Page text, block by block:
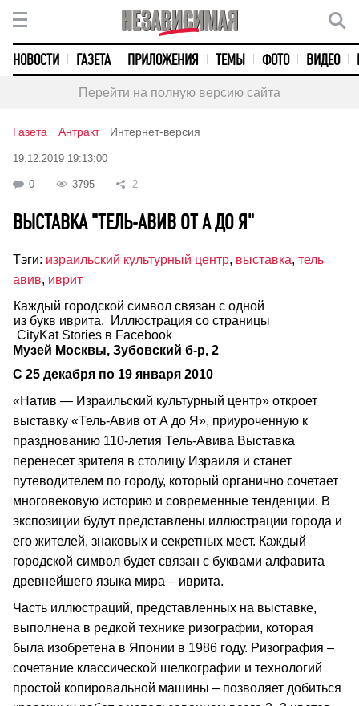
НОВОСТИ ГАЗЕТА ПРИЛОЖЕНИЯ ТЕМЫ ФОТО ВИДЕО
Перейти на полную версию сайта
Газета Антракт Интернет-версия
19.12.2019 19:13:00
0 3795 2
ВЫСТАВКА "ТЕЛЬ-АВИВ ОТ А ДО Я"
Тэги: израильский культурный центр, выставка, тель
авив, иврит
Каждый городской символ связан с одной
из букв иврита. Иллюстрация со страницы
CityKat Stories в Facebook
Музей Москвы, Зубовский б-р, 2
С 25 декабря по 19 января 2010
«Натив — Израильский культурный центр» откроет
выставку «Тель-Авив от А до Я», приуроченную к
празднованию 110-летия Тель-Авива Выставка
перенесет зрителя в столицу Израиля и станет
путеводителем по городу, который органично сочетает
многовековую историю и современные тенденции. В
экспозиции будут представлены иллюстрации города и
его жителей, знаковых и секретных мест. Каждый
городской символ будет связан с буквами алфавита
древнейшего языка мира – иврита.
Часть иллюстраций, представленных на выставке,
выполнена в редкой технике ризографии, которая
была изобретена в Японии в 1986 году. Ризография –
сочетание классической шелкографии и технологий
простой копировальной машины – позволяет добиться